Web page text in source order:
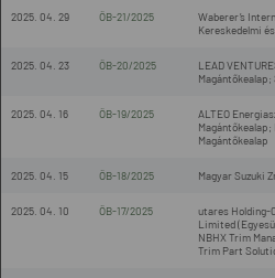
2025. 04. 29 ÖB-21/2025
Waberer’s
Kereskedelmi
2025. 04. 23 ÖB-20/2025
LEAD
2025. 04. 16 ÖB-19/2025
ALTEO
Magántőkealap
2025. 04. 15 ÖB-18/2025 Magyar Suzuki
2025. 04. 10 ÖB-17/2025
utares Holding-
Limited
NBHX Trim
Trim Part